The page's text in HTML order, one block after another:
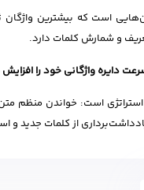
است که بیشترین
و شمارش کلمات دارد.
دایره واژگانی خود را
است: خواندن منظم
از کلمات جدید و